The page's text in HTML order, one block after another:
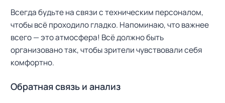
Всегда будьте на связи с техническим персоналом,
чтобы всё проходило гладко. Напоминаю, что важнее
всего — это атмосфера! Всё должно быть
организовано так, чтобы зрители чувствовали себя
комфортно.
Обратная связь и анализ
а